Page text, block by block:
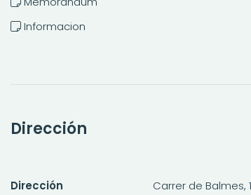
Informacion
Dirección
Dirección
Carrer de Balmes,